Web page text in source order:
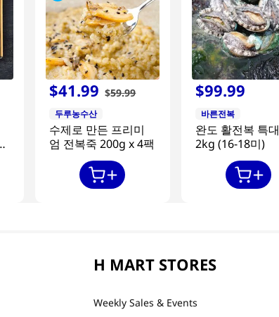
$41.99 $59.99
두루농수산
수제로 만든 프리미
엄 전복죽 200g x 4팩
$99.99
바른전복
완도 활전복 특대
2kg (16-18미)
H MART STORES
Weekly Sales & Events